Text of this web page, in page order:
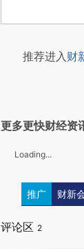
推荐进入财
更多更快财经资
Loading...
推广 财新
评论区 2